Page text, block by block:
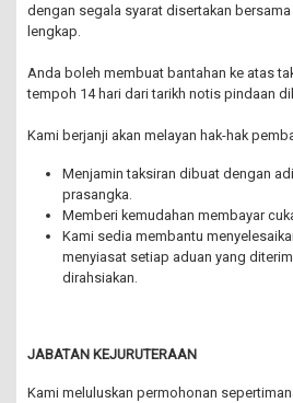
dengan segala syarat disertakan
lengkap.
Anda boleh membuat bantahan ke atas
tempoh 14 hari dari tarikh notis pindaan
Kami berjanji akan melayan hak-hak
Menjamin taksiran dibuat dengan
prasangka.
Memberi kemudahan membayar
Kami sedia membantu
menyiasat setiap aduan yang
dirahsiakan.
JABATAN KEJURUTERAAN
Kami meluluskan permohonan